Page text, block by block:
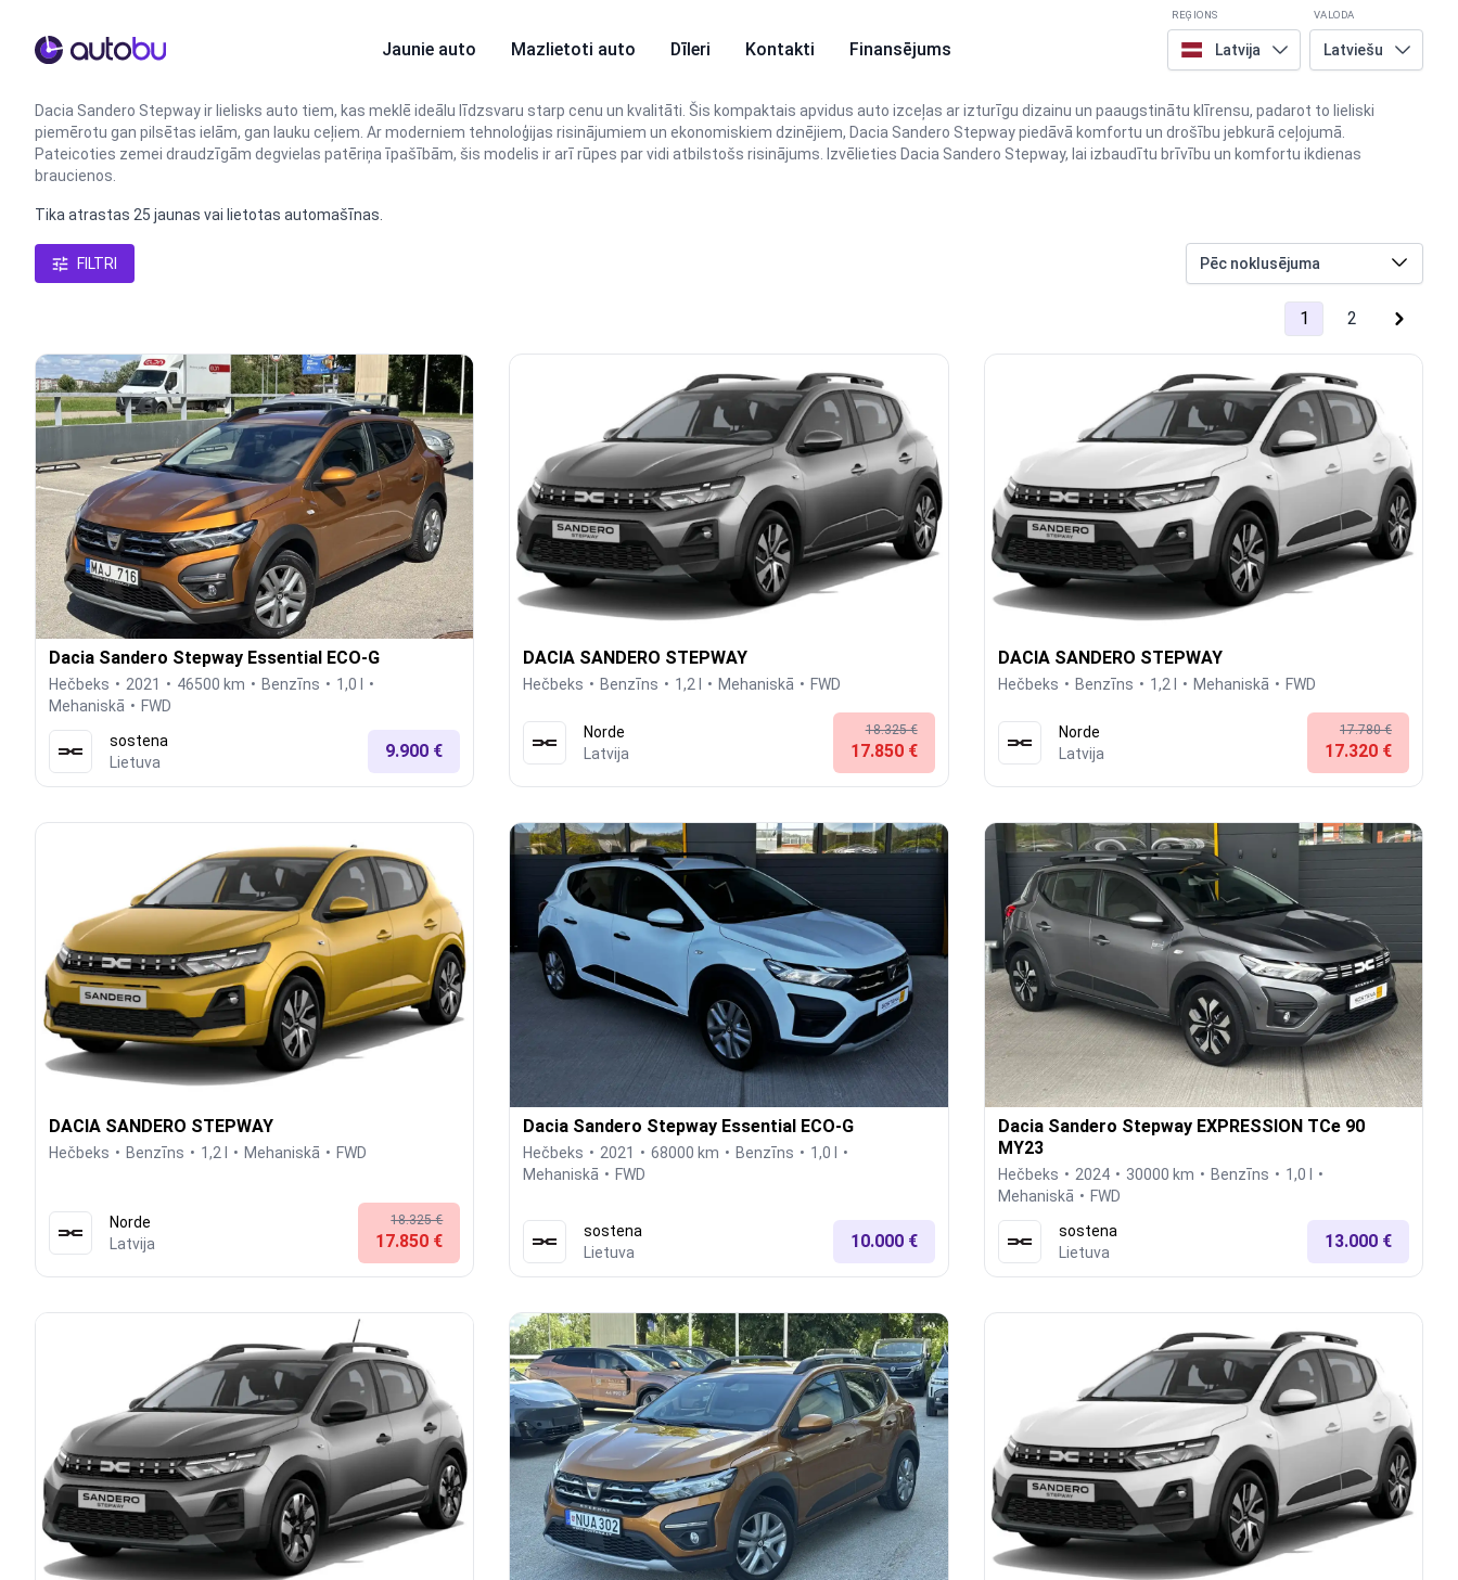
Autobu.eu Jaunie auto Mazlietoti auto Dīleri Kontakti Finansējums
REĢIONS
Latvija
VALODA
Latviešu
Dacia Sandero Stepway ir lielisks auto tiem, kas meklē ideālu līdzsvaru starp cenu un kvalitāti. Šis kompaktais apvidus auto izceļas ar izturīgu dizainu un paaugstinātu klīrensu, padarot to lieliski
piemērotu gan pilsētas ielām, gan lauku ceļiem. Ar moderniem tehnoloģijas risinājumiem un ekonomiskiem dzinējiem, Dacia Sandero Stepway piedāvā komfortu un drošību jebkurā ceļojumā.
Pateicoties zemei draudzīgām degvielas patēriņa īpašībām, šis modelis ir arī rūpes par vidi atbilstošs risinājums. Izvēlieties Dacia Sandero Stepway, lai izbaudītu brīvību un komfortu ikdienas
braucienos.
Tika atrastas 25 jaunas vai lietotas automašīnas.
FILTRI
1 2
next
Dacia Sandero Stepway Essential ECO-G
Hečbeks 2021 46500 km Benzīns
1,0 l
Mehaniskā
FWD
sostena
Lietuva
9.900 €
DACIA SANDERO STEPWAY
Hečbeks Benzīns 1,2 l Mehaniskā FWD
Norde
Latvija
18.325 €
17.850 €
DACIA SANDERO STEPWAY
Hečbeks Benzīns 1,2 l Mehaniskā FWD
Norde
Latvija
17.780 €
17.320 €
DACIA SANDERO STEPWAY
Hečbeks Benzīns 1,2 l Mehaniskā FWD
Norde
Latvija
18.325 €
17.850 €
Dacia Sandero Stepway Essential ECO-G
Hečbeks 2021 68000 km Benzīns
1,0 l
Mehaniskā
FWD
sostena
Lietuva
10.000 €
Dacia Sandero Stepway EXPRESSION TCe 90
MY23
Hečbeks 2024 30000 km Benzīns
1,0 l
Mehaniskā
FWD
sostena
Lietuva
13.000 €